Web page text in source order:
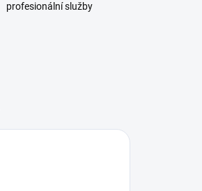
profesionální služby